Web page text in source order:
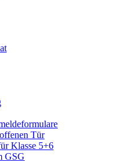
Tür
Klasse 5+6
GSG